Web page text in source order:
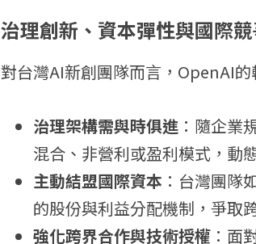
治理創新、資本彈性與國際
對台灣AI新創團隊而言，OpenAI的
治理架構需與時俱進 ：隨企業
混合、非營利或盈利模式，動
主動結盟國際資本 ：台灣團隊
的股份與利益分配機制，爭取
強化跨界合作與技術授權 ：面